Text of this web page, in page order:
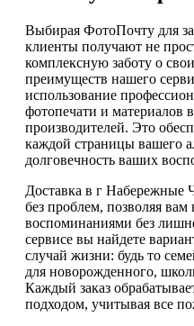
Выбирая ФотоПочту для
клиенты получают не
комплексную заботу о
преимуществ нашего
использование
фотопечати и материалов
производителей. Это
каждой страницы вашего
долговечность ваших
Доставка в г Набережные
без проблем, позволяя вам
воспоминаниями без
сервисе вы найдете
случай жизни: будь то
для новорожденного,
Каждый заказ
подходом, учитывая все